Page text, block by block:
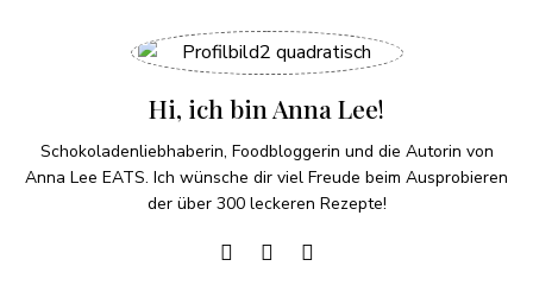
Hi, ich bin Anna Lee!
Schokoladenliebhaberin, Foodbloggerin und die Autorin von
Anna Lee EATS. Ich wünsche dir viel Freude beim Ausprobieren
der über 300 leckeren Rezepte!